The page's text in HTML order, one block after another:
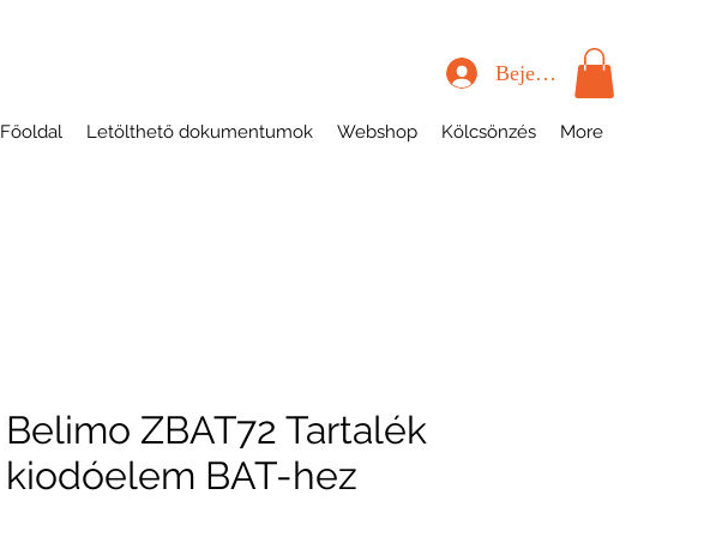
Bejelentkezés
Főoldal Letölthető dokumentumok Webshop Kölcsönzés More
Belimo ZBAT72 Tartalék
kiodóelem BAT-hez